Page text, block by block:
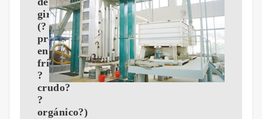
girasol
(?
prensado
en
frío?
?
crudo?
?
orgánico?)